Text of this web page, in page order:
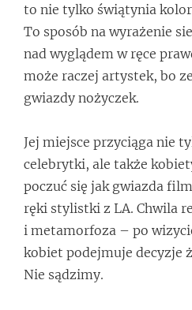
to nie tylko świątynia
To sposób na wyrażenie
nad wyglądem w ręce
może raczej artystek, bo
gwiazdy nożyczek.
Jej miejsce przyciąga nie
celebrytki, ale także
poczuć się jak gwiazda
ręki stylistki z LA. Chwila
i metamorfoza – po
kobiet podejmuje decyzje
Nie sądzimy.